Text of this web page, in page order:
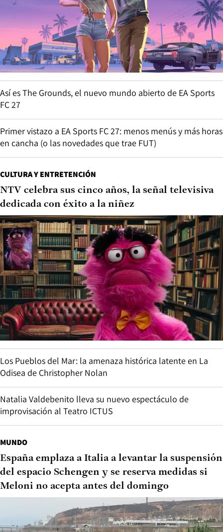
Así es The Grounds, el nuevo mundo abierto de EA Sports
FC 27
Primer vistazo a EA Sports FC 27: menos menús y más horas
en cancha (o las novedades que trae FUT)
CULTURA Y ENTRETENCIÓN
NTV celebra sus cinco años, la señal televisiva
dedicada con éxito a la niñez
Los Pueblos del Mar: la amenaza histórica latente en La
Odisea de Christopher Nolan
Natalia Valdebenito lleva su nuevo espectáculo de
improvisación al Teatro ICTUS
MUNDO
España emplaza a Italia a levantar la suspensión
del espacio Schengen y se reserva medidas si
Meloni no acepta antes del domingo